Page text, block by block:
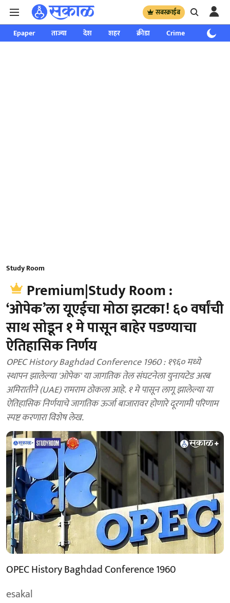
सबस्क्राईब
Epaper ताज्या देश शहर क्रीडा Crime साप्ताहिक
Study Room
Premium|Study Room :
‘ओपेक’ला यूएईचा मोठा झटका! ६० वर्षांची
साथ सोडून १ मे पासून बाहेर पडण्याचा
ऐतिहासिक निर्णय
OPEC History Baghdad Conference 1960 : १९६० मध्ये
स्थापन झालेल्या 'ओपेक' या जागतिक तेल संघटनेला युनायटेड अरब
अमिरातीने (UAE) रामराम ठोकला आहे. १ मे पासून लागू झालेल्या या
ऐतिहासिक निर्णयाचे जागतिक ऊर्जा बाजारावर होणारे दूरगामी परिणाम
स्पष्ट करणारा विशेष लेख.
OPEC History Baghdad Conference 1960
esakal